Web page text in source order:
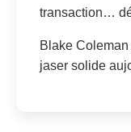
transaction…
Blake
jaser solide